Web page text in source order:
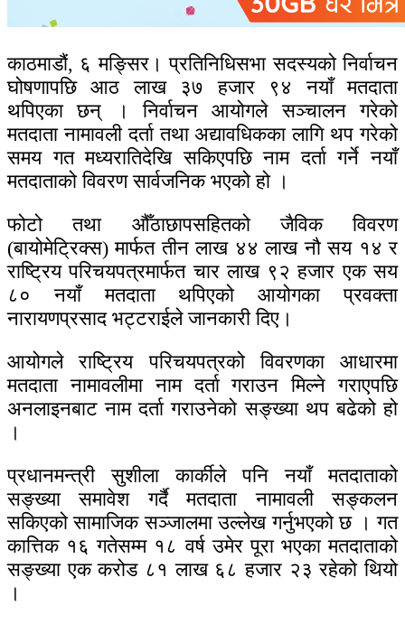
काठमाडौं, ६ मङ्सिर। प्रतिनिधिसभा सदस्यको निर्वाचन
घोषणापछि आठ लाख ३७ हजार ९४ नयाँ मतदाता
थपिएका छन् । निर्वाचन आयोगले सञ्चालन गरेको
मतदाता नामावली दर्ता तथा अद्यावधिकका लागि थप गरेको
समय गत मध्यरातिदेखि सकिएपछि नाम दर्ता गर्ने नयाँ
मतदाताको विवरण सार्वजनिक भएको हो ।
फोटो तथा औँठाछापसहितको जैविक विवरण
(बायोमेट्रिक्स) मार्फत तीन लाख ४४ लाख नौ सय १४ र
राष्ट्रिय परिचयपत्रमार्फत चार लाख ९२ हजार एक सय
८० नयाँ मतदाता थपिएको आयोगका प्रवक्ता
नारायणप्रसाद भट्टराईले जानकारी दिए।
आयोगले राष्ट्रिय परिचयपत्रको विवरणका आधारमा
मतदाता नामावलीमा नाम दर्ता गराउन मिल्ने गराएपछि
अनलाइनबाट नाम दर्ता गराउनेको सङ्ख्या थप बढेको हो
।
प्रधानमन्त्री सुशीला कार्कीले पनि नयाँ मतदाताको
सङ्ख्या समावेश गर्दै मतदाता नामावली सङ्कलन
सकिएको सामाजिक सञ्जालमा उल्लेख गर्नुभएको छ । गत
कात्तिक १६ गतेसम्म १८ वर्ष उमेर पूरा भएका मतदाताको
सङ्ख्या एक करोड ८१ लाख ६८ हजार २३ रहेको थियो
।